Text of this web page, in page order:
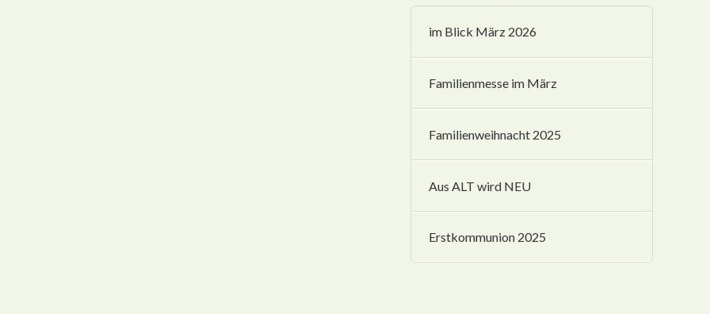
im Blick März 2026
Familienmesse im März
Familienweihnacht 2025
Aus ALT wird NEU
Erstkommunion 2025